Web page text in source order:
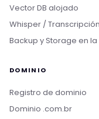
Vector DB alojado
Whisper / Transcripción
Backup y Storage en la
DOMINIO
Registro de dominio
Dominio .com.br